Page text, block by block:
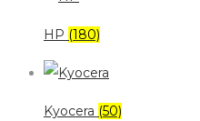
HP (180)
Kyocera (50)